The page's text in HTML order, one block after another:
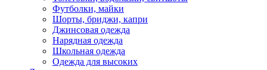
Футболки, майки
Шорты, бриджи, капри
Джинсовая одежда
Нарядная одежда
Школьная одежда
Одежда для высоких